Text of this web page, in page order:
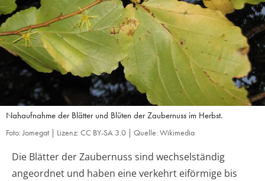
Nahaufnahme der Blätter und Blüten der Zaubernuss im Herbst.
Foto: Jomegat | Lizenz: CC BY-SA 3.0 | Quelle: Wikimedia
Die Blätter der Zaubernuss sind wechselständig
angeordnet und haben eine verkehrt eiförmige bis